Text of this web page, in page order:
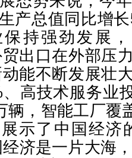
产总值同比增
持强劲发展
出口在外部压
能不断发展壮
高技术服务业
辆，智能工厂覆
示了中国经济
经济是一片大海